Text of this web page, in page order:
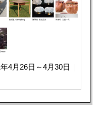
4月26日～4月30日｜